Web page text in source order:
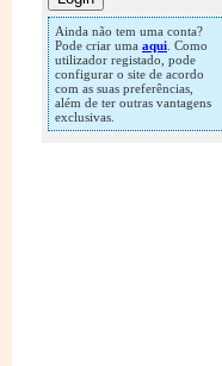
Ainda não tem uma conta?
Pode criar uma aqui . Como
utilizador registado, pode
configurar o site de acordo
com as suas preferências,
além de ter outras vantagens
exclusivas.